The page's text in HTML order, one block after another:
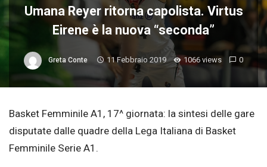
Umana Reyer ritorna capolista. Virtus
Eirene è la nuova “seconda”
Greta Conte 11 Febbraio 2019 1066 views 0
Basket Femminile A1, 17^ giornata: la sintesi delle gare
disputate dalle quadre della Lega Italiana di Basket
Femminile Serie A1.